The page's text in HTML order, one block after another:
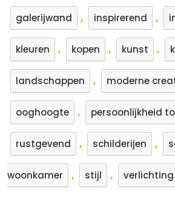
galerijwand , inspirerend ,
kleuren , kopen , kunst ,
landschappen , moderne
ooghoogte , persoonlijkheid
rustgevend , schilderijen ,
woonkamer , stijl , verlichting